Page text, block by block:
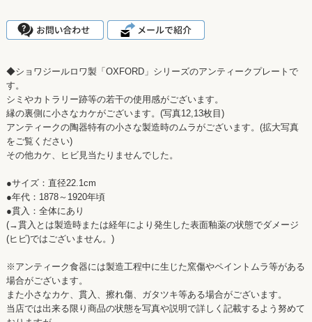
◆ショワジールロワ製「OXFORD」シリーズのアンティークプレートで
す。
シミやカトラリー跡等の若干の使用感がございます。
縁の裏側に小さなカケがございます。(写真12,13枚目)
アンティークの陶器特有の小さな製造時のムラがございます。(拡大写真
をご覧ください)
その他カケ、ヒビ見当たりませんでした。
●サイズ：直径22.1cm
●年代：1878～1920年頃
●貫入：全体にあり
(→貫入とは製造時または経年により発生した表面釉薬の状態でダメージ
(ヒビ)ではございません。)
※アンティーク食器には製造工程中に生じた窯傷やペイントムラ等がある
場合がございます。
また小さなカケ、貫入、擦れ傷、ガタツキ等ある場合がございます。
当店では出来る限り商品の状態を写真や説明で詳しく記載するよう努めて